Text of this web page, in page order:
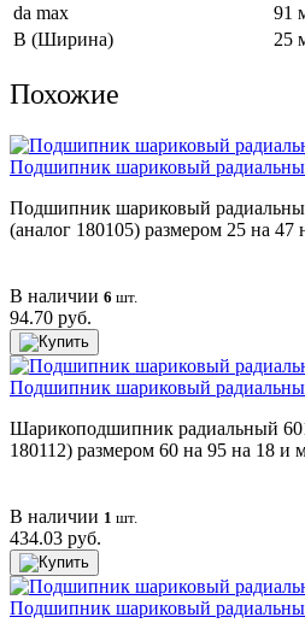
da max
91
B (Ширина)
25
Похожие
Подшипник шариковый
Подшипник шариковый
(аналог 180105) размером 25 на 47
В наличии 6 шт.
94.70 руб.
Подшипник шариковый
Шарикоподшипник радиальный
180112) размером 60 на 95 на 18 и
В наличии 1 шт.
434.03 руб.
Подшипник шариковый